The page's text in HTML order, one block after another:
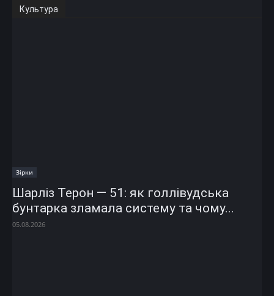
Культура
Зірки
Шарліз Терон — 51: як голлівудська
бунтарка зламала систему та чому...
05.08.2026